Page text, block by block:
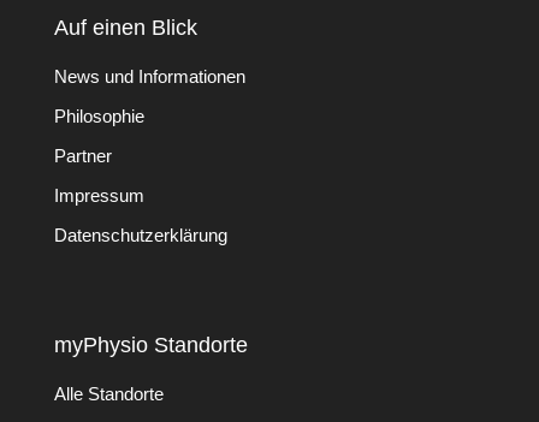
Auf einen Blick
News und Informationen
Philosophie
Partner
Impressum
Datenschutzerklärung
myPhysio Standorte
Alle Standorte